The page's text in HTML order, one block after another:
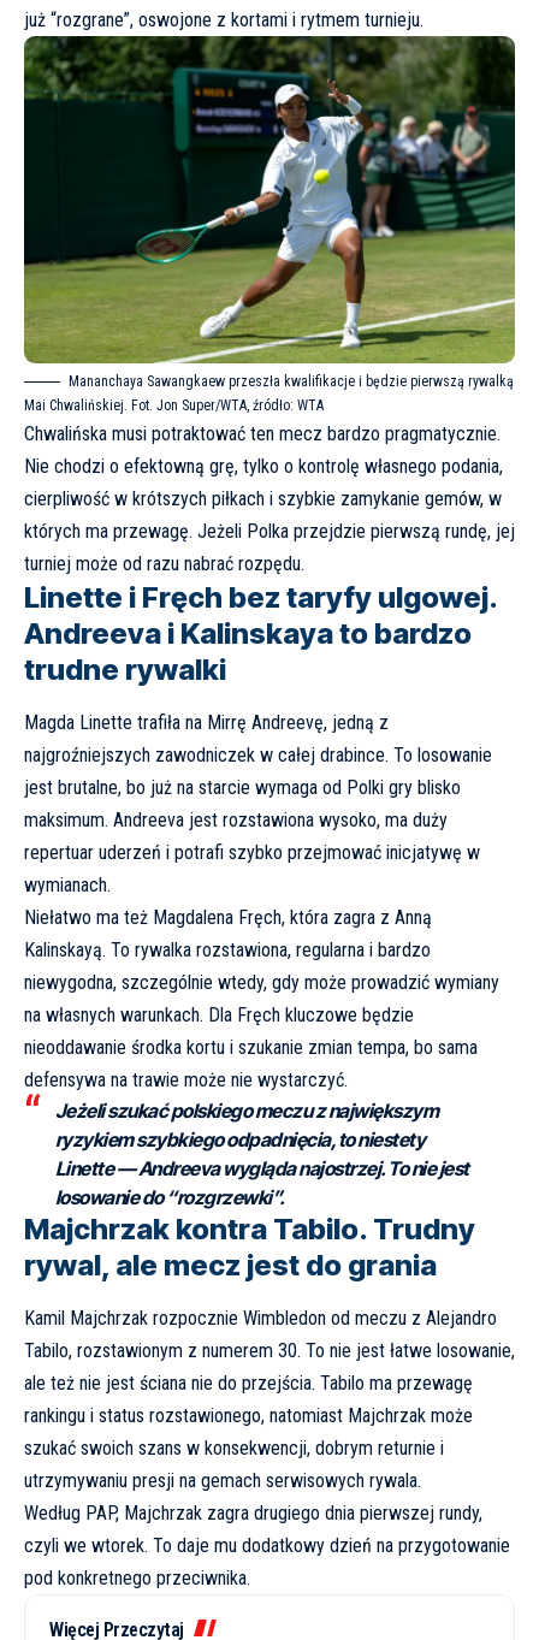
już “rozgrane”, oswojone z kortami i rytmem turnieju.
Mananchaya Sawangkaew przeszła kwalifikacje i będzie pierwszą rywalką
Mai Chwalińskiej. Fot. Jon Super/WTA, źródło: WTA
Chwalińska musi potraktować ten mecz bardzo pragmatycznie.
Nie chodzi o efektowną grę, tylko o kontrolę własnego podania,
cierpliwość w krótszych piłkach i szybkie zamykanie gemów, w
których ma przewagę. Jeżeli Polka przejdzie pierwszą rundę, jej
turniej może od razu nabrać rozpędu.
Linette i Fręch bez taryfy ulgowej.
Andreeva i Kalinskaya to bardzo
trudne rywalki
Magda Linette trafiła na Mirrę Andreevę, jedną z
najgroźniejszych zawodniczek w całej drabince. To losowanie
jest brutalne, bo już na starcie wymaga od Polki gry blisko
maksimum. Andreeva jest rozstawiona wysoko, ma duży
repertuar uderzeń i potrafi szybko przejmować inicjatywę w
wymianach.
Niełatwo ma też Magdalena Fręch, która zagra z Anną
Kalinskayą. To rywalka rozstawiona, regularna i bardzo
niewygodna, szczególnie wtedy, gdy może prowadzić wymiany
na własnych warunkach. Dla Fręch kluczowe będzie
nieoddawanie środka kortu i szukanie zmian tempa, bo sama
defensywa na trawie może nie wystarczyć.
Jeżeli szukać polskiego meczu z największym
ryzykiem szybkiego odpadnięcia, to niestety
Linette — Andreeva wygląda najostrzej. To nie jest
losowanie do “rozgrzewki”.
Majchrzak kontra Tabilo. Trudny
rywal, ale mecz jest do grania
Kamil Majchrzak rozpocznie Wimbledon od meczu z Alejandro
Tabilo, rozstawionym z numerem 30. To nie jest łatwe losowanie,
ale też nie jest ściana nie do przejścia. Tabilo ma przewagę
rankingu i status rozstawionego, natomiast Majchrzak może
szukać swoich szans w konsekwencji, dobrym returnie i
utrzymywaniu presji na gemach serwisowych rywala.
Według PAP, Majchrzak zagra drugiego dnia pierwszej rundy,
czyli we wtorek. To daje mu dodatkowy dzień na przygotowanie
pod konkretnego przeciwnika.
Więcej Przeczytaj